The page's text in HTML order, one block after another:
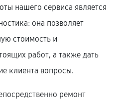
нашего сервиса является
она позволяет
стоимость и
работ, а также дать
клиента вопросы.
ремонт